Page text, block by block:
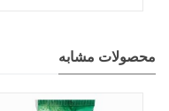
محصولات مشابه